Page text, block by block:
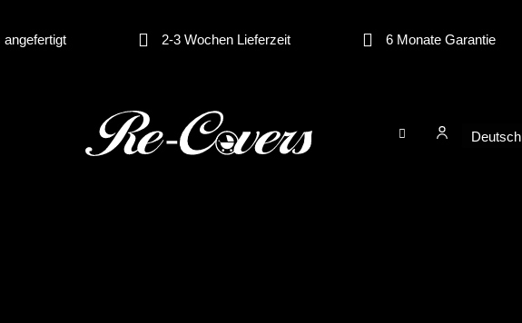
angefertigt 2-3 Wochen Lieferzeit 6 Monate Garantie
Deutsch